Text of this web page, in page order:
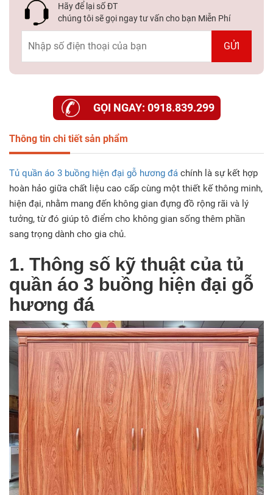
Hãy để lại số ĐT
chúng tôi sẽ gọi ngay tư vấn cho bạn Miễn Phí
GỌI NGAY: 0918.839.299
Thông tin chi tiết sản phẩm
Tủ quần áo 3 buồng hiện đại gỗ hương đá chính là sự kết hợp
hoàn hảo giữa chất liệu cao cấp cùng một thiết kế thông minh,
hiện đại, nhằm mang đến không gian đựng đồ rộng rãi và lý
tưởng, từ đó giúp tô điểm cho không gian sống thêm phần
sang trọng dành cho gia chủ.
1. Thông số kỹ thuật của tủ
quần áo 3 buồng hiện đại gỗ
hương đá